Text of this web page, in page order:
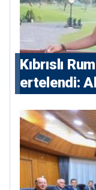
Kıbrıslı
ertelendi: